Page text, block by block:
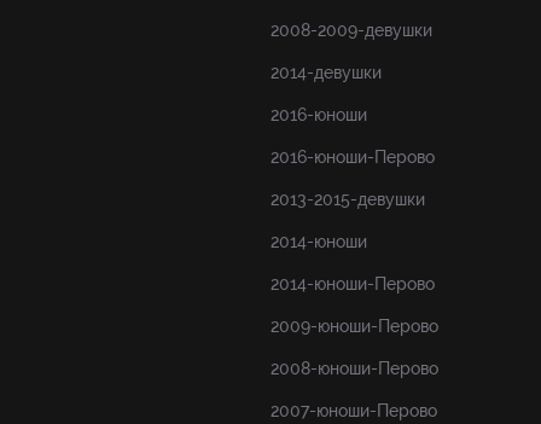
2008-2009-девушки
2014-девушки
2016-юноши
2016-юноши-Перово
2013-2015-девушки
2014-юноши
2014-юноши-Перово
2009-юноши-Перово
2008-юноши-Перово
2007-юноши-Перово